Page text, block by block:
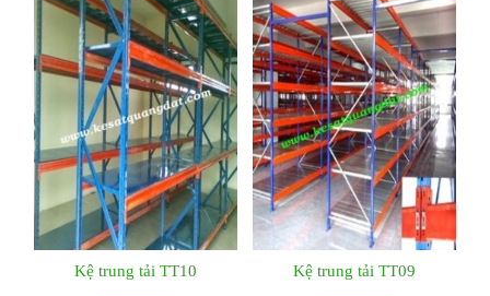
Kệ trung tải TT10 Kệ trung tải TT09